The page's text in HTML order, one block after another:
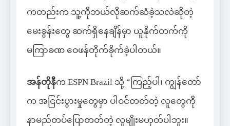
ကတည်းက သူ့ကိုဘယ်လိုဆက်ဆံခဲ့သလဲဆိုတဲ့
မေးခွန်းတွေ ဆက်ရှိနေချိန်မှာ ယူနိုက်တက်ကို
မကြာခဏ ဝေဖန်တိုက်ခိုက်ခဲ့ပါတယ်။
အန်တိုနီက ESPN Brazil သို့ “ကြည့်ပါ၊ ကျွန်တော်
က အငြင်းပွားမှုတွေမှာ ပါဝင်တတ်တဲ့ လူတွေကို
နာမည်တပ်ပြောတတ်တဲ့ လူမျိုးမဟုတ်ပါဘူး။